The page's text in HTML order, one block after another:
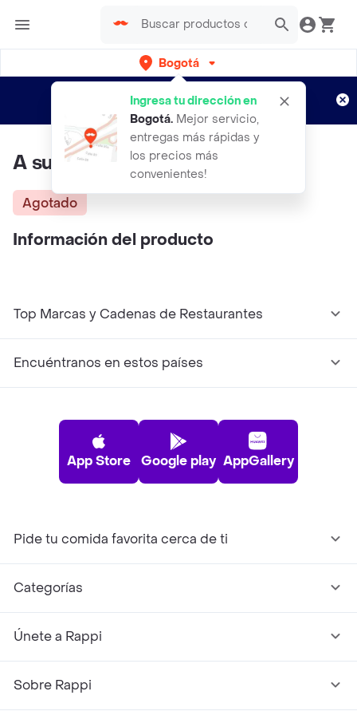
Bogotá
Ingresa tu dirección en
Bogotá. Mejor servicio,
entregas más rápidas y
los precios más
convenientes!
envíos gratis por semanas
Aplican TyC
A sus pies
Agotado
Información del producto
Top Marcas y Cadenas de Restaurantes
Encuéntranos en estos países
App Store Google play AppGallery
Pide tu comida favorita cerca de ti
Categorías
Únete a Rappi
Sobre Rappi